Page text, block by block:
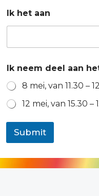
Ik het aan
Ik neem deel aan
8 mei, van 11.30 –
12 mei, van 15.30 –
Submit